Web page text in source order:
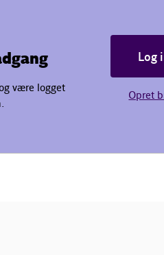
være logget
Log
Opret